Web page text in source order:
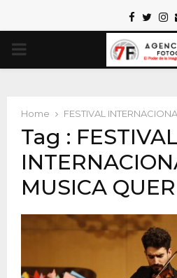
PRIMARY
Home FESTIVAL
Tag :
MUSICA